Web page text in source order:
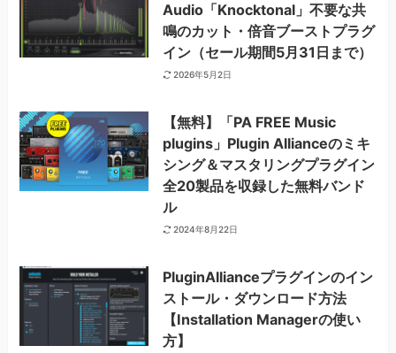
Audio「Knocktonal」不要な共
鳴のカット・倍音ブーストプラグ
イン（セール期間5月31日まで）
2026年5月2日
【無料】「PA FREE Music
plugins」Plugin Allianceのミキ
シング＆マスタリングプラグイン
全20製品を収録した無料バンド
ル
2024年8月22日
PluginAllianceプラグインのイン
ストール・ダウンロード方法
【Installation Managerの使い
方】